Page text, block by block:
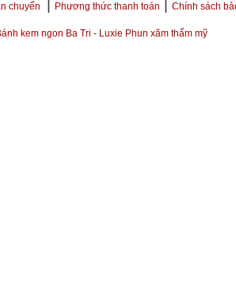
chuyển Phương thức thanh toán Chính sách
kem ngon Ba Tri - Luxie Phun xăm thẩm mỹ